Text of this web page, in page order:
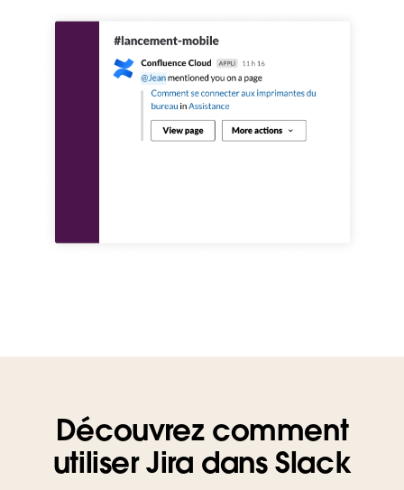
Découvrez comment
utiliser Jira dans Slack